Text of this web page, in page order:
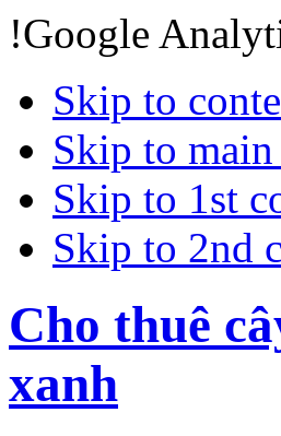
!Google
Skip to
Skip to
Skip to 1st
Skip to 2nd
Cho thuê
xanh